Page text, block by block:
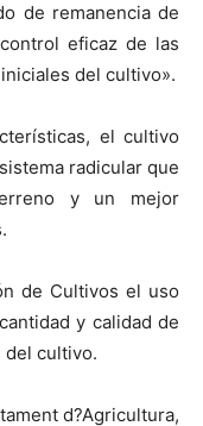
de remanencia de
eficaz de las
del cultivo».
el cultivo
radicular que
y un mejor
de Cultivos el uso
y calidad de
del cultivo.
d?Agricultura,